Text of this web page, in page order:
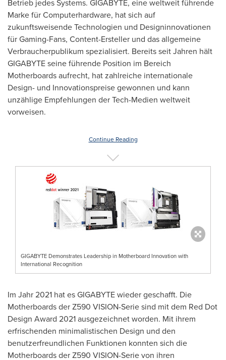
Betrieb jedes Systems. GIGABYTE, eine weltweit führende
Marke für Computerhardware, hat sich auf
zukunftsweisende Technologien und Designinnovationen
für Gaming-Fans, Content-Ersteller und das allgemeine
Verbraucherpublikum spezialisiert. Bereits seit Jahren hält
GIGABYTE seine führende Position im Bereich
Motherboards aufrecht, hat zahlreiche internationale
Design- und Innovationspreise gewonnen und kann
unzählige Empfehlungen der Tech-Medien weltweit
vorweisen.
Continue Reading
GIGABYTE Demonstrates Leadership in Motherboard Innovation with
International Recognition
Im Jahr2021 hat es GIGABYTE wieder geschafft. Die
Motherboards der Z590 VISION-Serie sind mit dem Red Dot
Design Award 2021 ausgezeichnet worden. Mit ihrem
erfrischenden minimalistischen Design und den
benutzerfreundlichen Funktionen konnten sich die
Motherboards der Z590 VISION-Serie von ihren